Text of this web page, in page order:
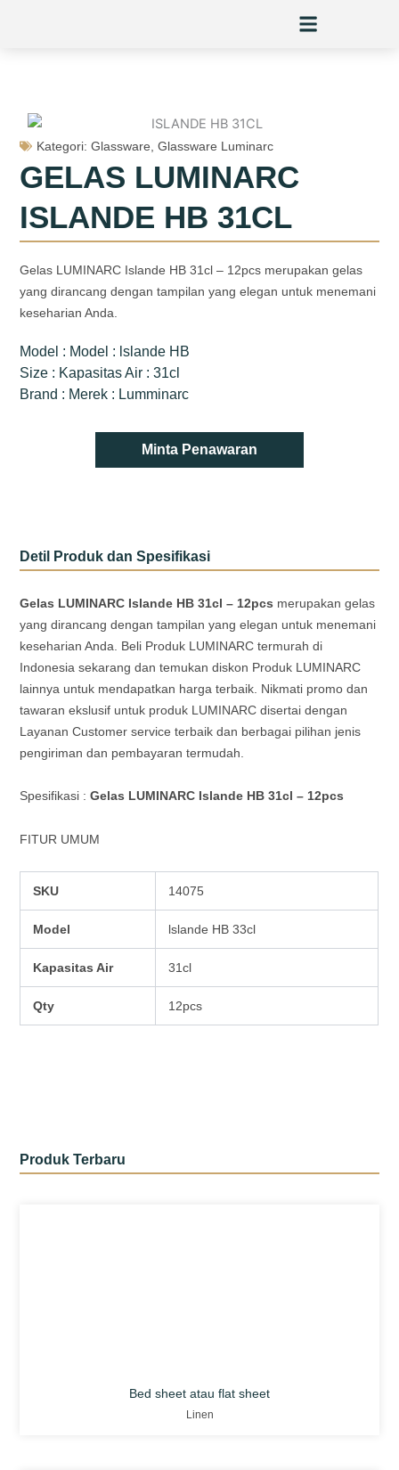
Kategori: Glassware ,Glassware Luminarc
GELAS LUMINARC
ISLANDE HB 31CL
Gelas LUMINARC Islande HB 31cl – 12pcs merupakan gelas
yang dirancang dengan tampilan yang elegan untuk menemani
keseharian Anda.
Model : Model : lslande HB
Size : Kapasitas Air : 31cl
Brand : Merek : Lumminarc
Minta Penawaran
Detil Produk dan Spesifikasi
Gelas LUMINARC Islande HB 31cl – 12pcs merupakan gelas
yang dirancang dengan tampilan yang elegan untuk menemani
keseharian Anda. Beli Produk LUMINARC termurah di
Indonesia sekarang dan temukan diskon Produk LUMINARC
lainnya untuk mendapatkan harga terbaik. Nikmati promo dan
tawaran ekslusif untuk produk LUMINARC disertai dengan
Layanan Customer service terbaik dan berbagai pilihan jenis
pengiriman dan pembayaran termudah.
Spesifikasi :Gelas LUMINARC Islande HB 31cl – 12pcs
FITUR UMUM
SKU 14075
Model lslande HB 33cl
Kapasitas Air 31cl
Qty 12pcs
Produk Terbaru
Bed sheet atau flat sheet
Linen